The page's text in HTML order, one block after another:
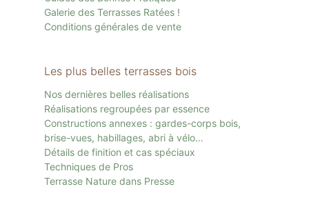
Galerie des Terrasses Ratées !
Conditions générales de vente
Les plus belles terrasses bois
Nos dernières belles réalisations
Réalisations regroupées par essence
Constructions annexes : gardes-corps bois,
brise-vues, habillages, abri à vélo…
Détails de finition et cas spéciaux
Techniques de Pros
Terrasse Nature dans Presse